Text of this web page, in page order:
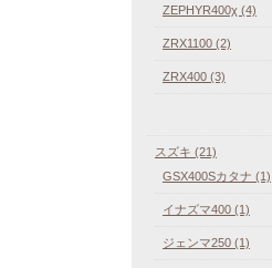
ZEPHYR400χ (4)
ZRX1100 (2)
ZRX400 (3)
スズキ (21)
GSX400Sカタナ (1)
イナズマ400 (1)
ジェンマ250 (1)